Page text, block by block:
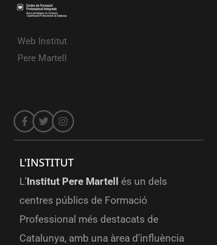
Web Institut
Pere Martell
L'INSTITUT
L’Institut Pere Martell
és un dels
centres públics de Formació
Professional més destacats de
Catalunya, amb una àrea d’influència